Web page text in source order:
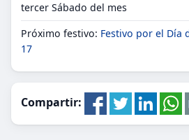
tercer Sábado del mes
Próximo festivo: Festivo por el Día
17
Compartir: